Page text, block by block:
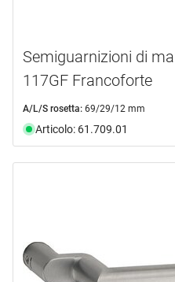
Semiguarnizioni di
117GF Francoforte
A/L/S rosetta: 69/29/12 mm
Articolo: 61.709.01